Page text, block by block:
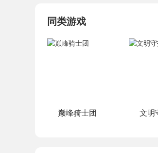
同类游戏
巅峰骑士团 文明